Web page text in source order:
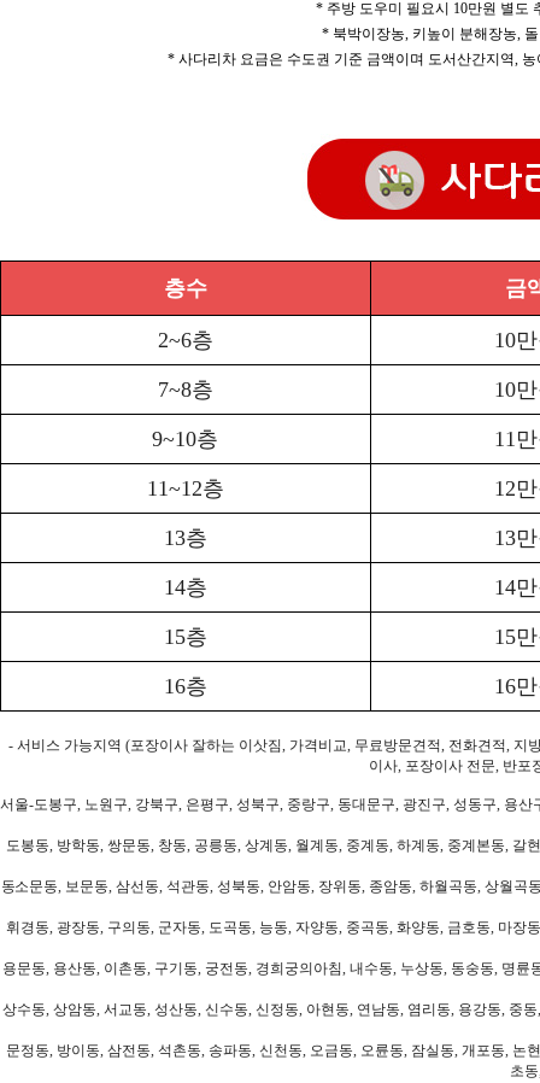
* 주방 도우미 필요시 10만원 별도
* 북박이장농, 키높이 분해장농,
* 사다리차 요금은 수도권 기준 금액이며 도서산간지역,
층수 금
2~6층 10
7~8층 10
9~10층 11
11~12층 12
13층 13
14층 14
15층 15
16층 16
- 서비스 가능지역 (포장이사 잘하는 이삿짐, 가격비교, 무료방문견적, 전화견적,
이사, 포장이사 전문, 반포
서울-도봉구, 노원구, 강북구, 은평구, 성북구, 중랑구, 동대문구, 광진구, 성동구, 용
도봉동, 방학동, 쌍문동, 창동, 공릉동, 상계동, 월계동, 중계동, 하계동, 중계본동,
동소문동, 보문동, 삼선동, 석관동, 성북동, 안암동, 장위동, 종암동, 하월곡동, 상월
휘경동, 광장동, 구의동, 군자동, 도곡동, 능동, 자양동, 중곡동, 화양동, 금호동, 마
용문동, 용산동, 이촌동, 구기동, 궁전동, 경희궁의아침, 내수동, 누상동, 동숭동, 명
상수동, 상암동, 서교동, 성산동, 신수동, 신정동, 아현동, 연남동, 염리동, 용강동, 중
문정동, 방이동, 삼전동, 석촌동, 송파동, 신천동, 오금동, 오륜동, 잠실동, 개포동,
초